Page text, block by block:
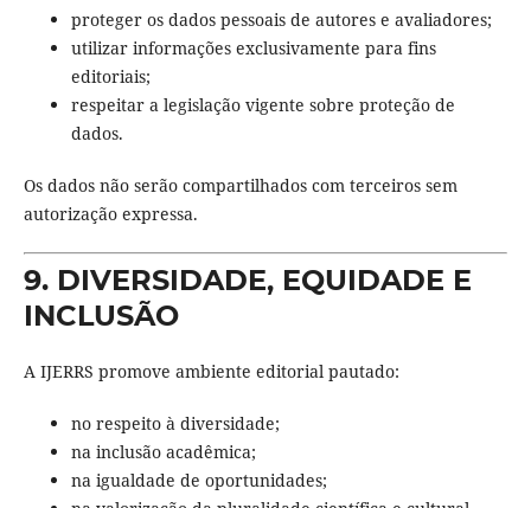
proteger os dados pessoais de autores e avaliadores;
utilizar informações exclusivamente para fins
editoriais;
respeitar a legislação vigente sobre proteção de
dados.
Os dados não serão compartilhados com terceiros sem
autorização expressa.
9. DIVERSIDADE, EQUIDADE E
INCLUSÃO
A IJERRS promove ambiente editorial pautado:
no respeito à diversidade;
na inclusão acadêmica;
na igualdade de oportunidades;